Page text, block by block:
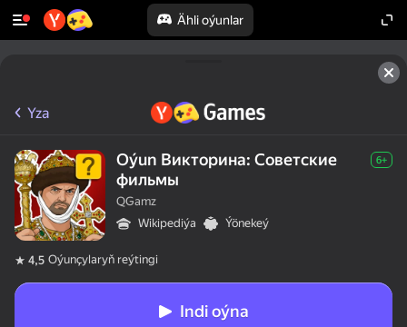
Ähli oýunlar
Yza
Oýun Викторина: Советские
фильмы
6+
QGamz
Wikipediýa
Ýönekeý
4,5 Oýunçylaryň reýtingi
Indi oýna